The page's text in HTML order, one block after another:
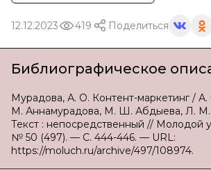
12.12.2023 419 Поделиться
Библиографическое
Мурадова, А. О. Контент-маркетинг /
М. Аннамурадова, М. Ш. Абдыева, Л.
Текст : непосредственный // Молодой
№ 50 (497). — С. 444-446. — URL:
https://moluch.ru/archive/497/108974.